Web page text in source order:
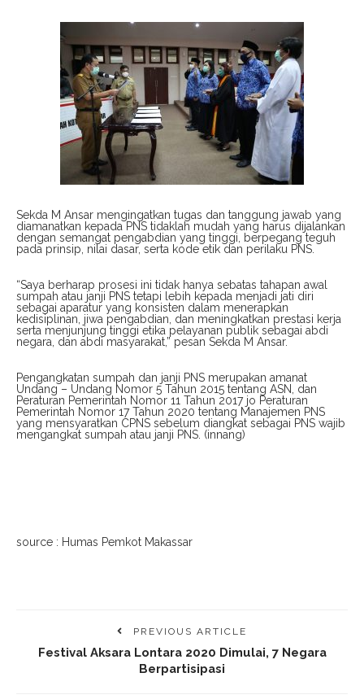
Sekda M Ansar mengingatkan tugas dan tanggung jawab yang
diamanatkan kepada PNS tidaklah mudah yang harus dijalankan
dengan semangat pengabdian yang tinggi, berpegang teguh
pada prinsip, nilai dasar, serta kode etik dan perilaku PNS.
“Saya berharap prosesi ini tidak hanya sebatas tahapan awal
sumpah atau janji PNS tetapi lebih kepada menjadi jati diri
sebagai aparatur yang konsisten dalam menerapkan
kedisiplinan, jiwa pengabdian, dan meningkatkan prestasi kerja
serta menjunjung tinggi etika pelayanan publik sebagai abdi
negara, dan abdi masyarakat,” pesan Sekda M Ansar.
Pengangkatan sumpah dan janji PNS merupakan amanat
Undang – Undang Nomor 5 Tahun 2015 tentang ASN, dan
Peraturan Pemerintah Nomor 11 Tahun 2017 jo Peraturan
Pemerintah Nomor 17 Tahun 2020 tentang Manajemen PNS
yang mensyaratkan CPNS sebelum diangkat sebagai PNS wajib
mengangkat sumpah atau janji PNS. (innang)
source : Humas Pemkot Makassar
PREVIOUS ARTICLE
Festival Aksara Lontara 2020 Dimulai, 7 Negara
Berpartisipasi